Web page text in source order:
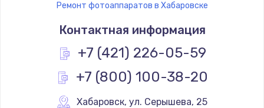
Ремонт фотоаппаратов в Хабаровске
Контактная информация
+7 (421) 226-05-59
+7 (800) 100-38-20
Хабаровск, ул. Серышева, 25